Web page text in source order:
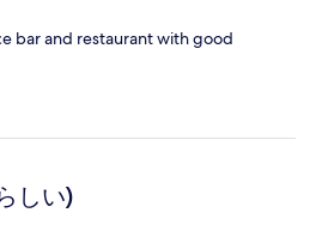
bar and restaurant with good
しい)